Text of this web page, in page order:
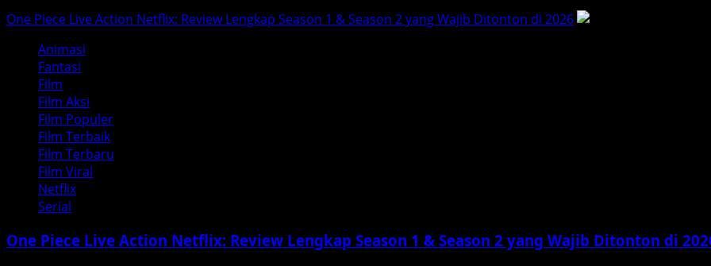
One Piece Live Action Netflix: Review Lengkap Season 1 & Season 2 yang Wajib Ditonton di 2026
Animasi
Fantasi
Film
Film Aksi
Film Populer
Film Terbaik
Film Terbaru
Film Viral
Netflix
Serial
One Piece Live Action Netflix: Review Lengkap Season 1 & Season 2 yang Wajib Ditonton di